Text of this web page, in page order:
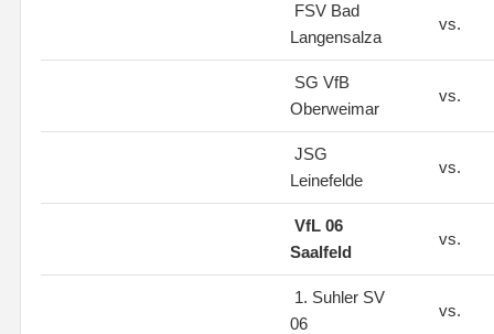
FSV Bad
Langensalza
vs.
SG VfB
Oberweimar
vs.
JSG
Leinefelde
vs.
VfL 06
Saalfeld
vs.
1. Suhler SV
06
vs.